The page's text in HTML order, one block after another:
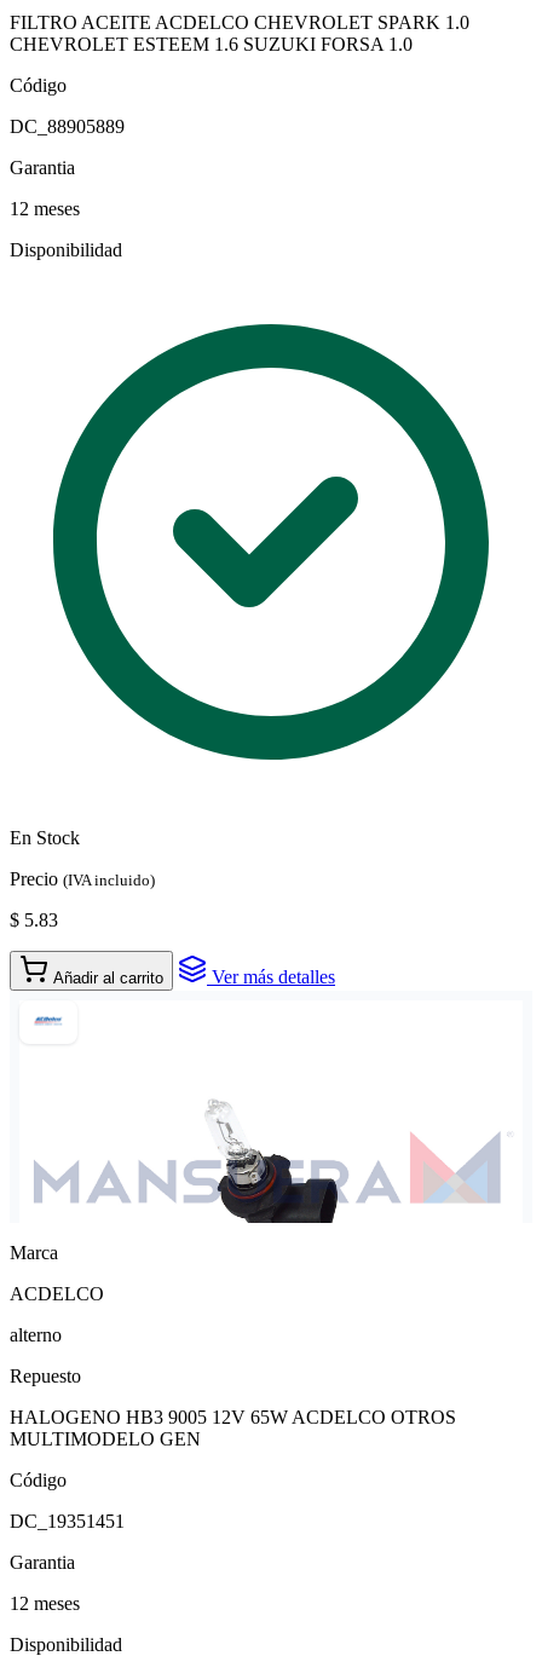
FILTRO ACEITE ACDELCO CHEVROLET SPARK 1.0
CHEVROLET ESTEEM 1.6 SUZUKI FORSA 1.0
Código
DC_88905889
Garantia
12 meses
Disponibilidad
En Stock
Precio (IVA incluido)
$ 5.83
Añadir al carrito Ver más detalles
Marca
ACDELCO
alterno
Repuesto
HALOGENO HB3 9005 12V 65W ACDELCO OTROS
MULTIMODELO GEN
Código
DC_19351451
Garantia
12 meses
Disponibilidad